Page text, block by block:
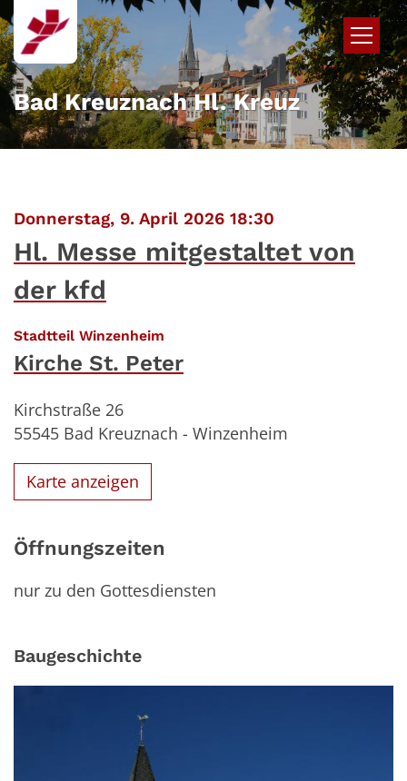
Zum Inhalt springen
Bad Kreuznach Hl. Kreuz
Donnerstag, 9. April 2026 18:30
Hl. Messe mitgestaltet von
der kfd
Stadtteil Winzenheim
Kirche St. Peter
Kirchstraße 26
55545 Bad Kreuznach - Winzenheim
Karte anzeigen
Öffnungszeiten
nur zu den Gottesdiensten
Baugeschichte